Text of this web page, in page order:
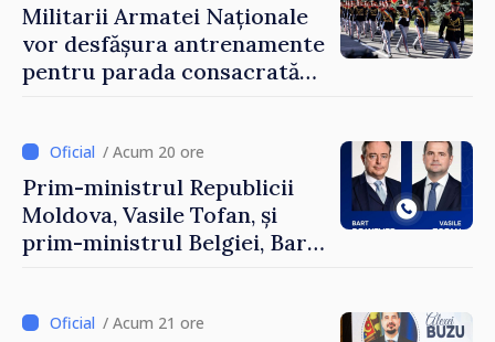
Militarii Armatei Naționale
vor desfășura antrenamente
pentru parada consacrată
/ Acum 20 ore
Prim-ministrul Republicii
Moldova, Vasile Tofan, și
prim-ministrul Belgiei, Bart
al Republicii Moldova.
/ Acum 21 ore